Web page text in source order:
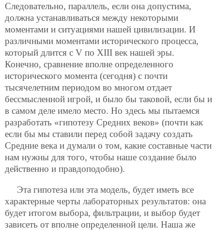
Следовательно, параллель, если она допустима,
должна устанавливаться между некоторыми
моментами и ситуациями нашей цивилизации. И
различными моментами исторического процесса,
который длится с V по XIII век нашей эры.
Конечно, сравнение вполне определенного
исторического момента (сегодня) с почти
тысячелетним периодом во многом отдает
бессмысленной игрой, и было бы таковой, если бы и
в самом деле имело место. Но здесь мы пытаемся
разработать «гипотезу Средних веков» (почти как
если бы мы ставили перед собой задачу создать
Средние века и думали о том, какие составные части
нам нужны для того, чтобы наше создание было
действенно и правдоподобно).
Эта гипотеза или эта модель, будет иметь все
характерные черты лабораторных результатов: она
будет итогом выбора, фильтрации, и выбор будет
зависеть от вполне определенной цели. Наша же